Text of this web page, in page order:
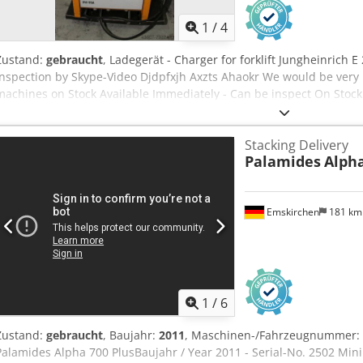
1 /4
gebraucht, Ladegerät - Charger for forklift Jungheinrich E
by Skype-Video Djdpfxjh Axzts Ahaokr We would be
on Stock Available Immediately - Can be inspect On
1 / 6
Emskirchen 181
Stacking Delivery
Palamides
gebraucht, Baujahr: 2011, Maschinen-/Fahrzeugnummer:
Alpha 700 PlusBaujahr / Year 2011 - Serial-No. 2502